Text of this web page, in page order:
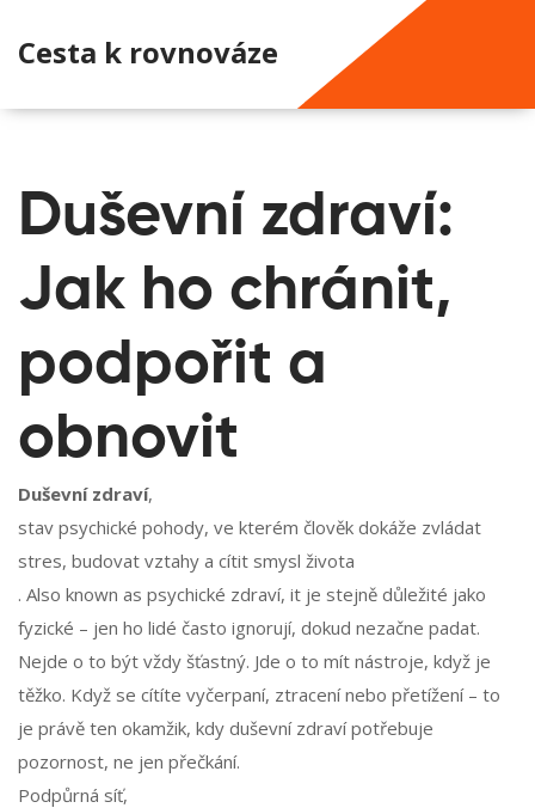
Cesta k rovnováze
Duševní zdraví:
Jak ho chránit,
podpořit a
obnovit
Duševní zdraví,
stav psychické pohody, ve kterém člověk dokáže zvládat
stres, budovat vztahy a cítit smysl života
. Also known as psychické zdraví, it je stejně důležité jako
fyzické – jen ho lidé často ignorují, dokud nezačne padat.
Nejde o to být vždy šťastný. Jde o to mít nástroje, když je
těžko. Když se cítíte vyčerpaní, ztracení nebo přetížení – to
je právě ten okamžik, kdy duševní zdraví potřebuje
pozornost, ne jen přečkání.
Podpůrná síť,